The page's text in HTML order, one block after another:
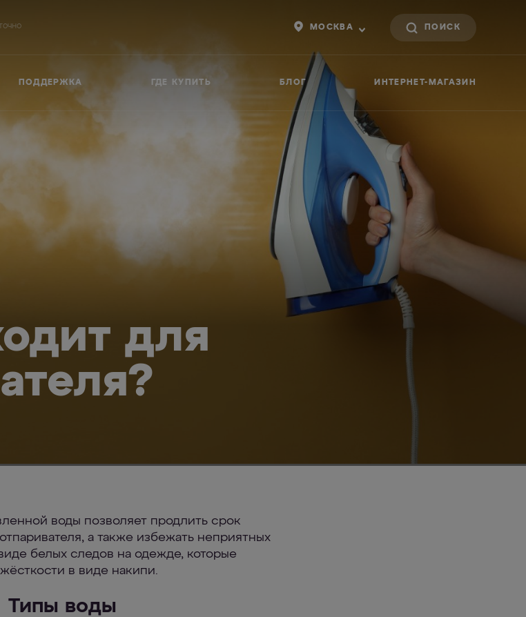
МОСКВА
ПОДДЕРЖКА ГДЕ КУПИТЬ БЛОГ ИНТЕРНЕТ-МАГАЗИН
для
воды позволяет продлить срок
а также избежать неприятных
белых следов на одежде, которые
в виде накипи.
Типы воды